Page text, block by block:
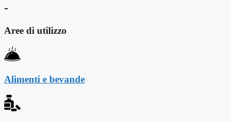
-
Aree di utilizzo
Alimenti e bevande